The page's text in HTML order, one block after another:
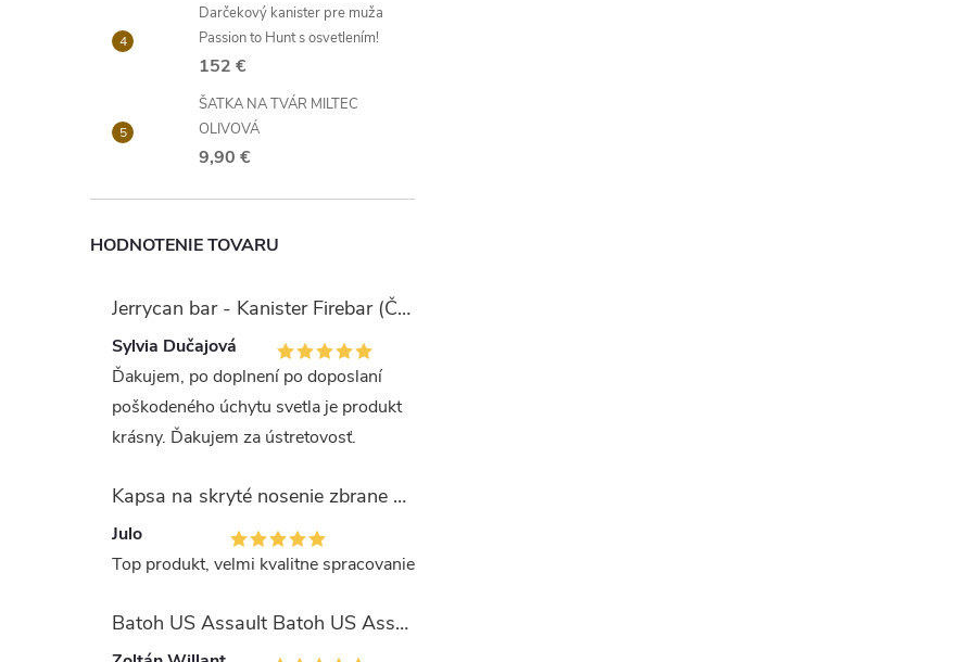
Darčekový kanister pre muža
Passion to Hunt s osvetlením!
152 €
ŠATKA NA TVÁR MILTEC
OLIVOVÁ
9,90 €
HODNOTENIE TOVARU
Jerrycan bar - Kanister Firebar (Červený)
Sylvia Dučajová
Ďakujem, po doplnení po doposlaní
poškodeného úchytu svetla je produkt
krásny. Ďakujem za ústretovosť.
Kapsa na skryté nosenie zbrane OLIVA (veľkosť Glock 17/19)
Julo
Top produkt, velmi kvalitne spracovanie
Batoh US Assault Batoh US Assault "LASER CUT" 36l MULTIT.